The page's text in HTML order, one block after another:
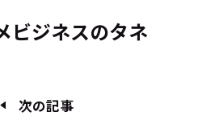
ビジネスのタネ
次の記事